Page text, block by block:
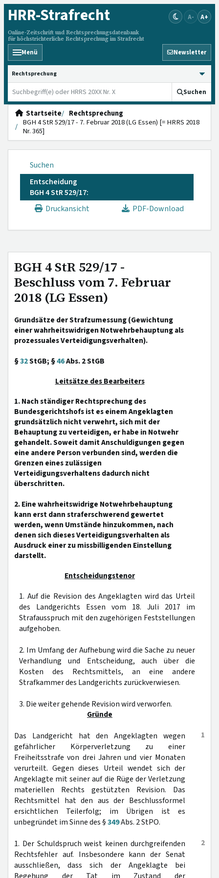
HRR-Strafrecht
Online-Zeitschrift und Rechtsprechungsdatenbank
für höchstrichterliche Rechtsprechung im Strafrecht
A- A+
Menü Newsletter
HRRS durchsuchen
Suchen
Startseite
Rechtsprechung
BGH 4 StR 529/17 - 7. Februar 2018 (LG Essen) [= HRRS 2018
Nr. 365]
Suchen
Entscheidung
BGH 4 StR 529/17:
Druckansicht
PDF-Download
BGH 4 StR 529/17 -
Beschluss vom 7. Februar
2018 (LG Essen)
Grundsätze der Strafzumessung (Gewichtung
einer wahrheitswidrigen Notwehrbehauptung als
prozessuales Verteidigungsverhalten).
§32StGB; §46Abs. 2 StGB
Leitsätze des Bearbeiters
1. Nach ständiger Rechtsprechung des
Bundesgerichtshofs ist es einem Angeklagten
grundsätzlich nicht verwehrt, sich mit der
Behauptung zu verteidigen, er habe in Notwehr
gehandelt. Soweit damit Anschuldigungen gegen
eine andere Person verbunden sind, werden die
Grenzen eines zulässigen
Verteidigungsverhaltens dadurch nicht
überschritten.
2. Eine wahrheitswidrige Notwehrbehauptung
kann erst dann straferschwerend gewertet
werden, wenn Umstände hinzukommen, nach
denen sich dieses Verteidigungsverhalten als
Ausdruck einer zu missbilligenden Einstellung
darstellt.
Entscheidungstenor
1. Auf die Revision des Angeklagten wird das Urteil
des Landgerichts Essen vom 18. Juli 2017 im
Strafausspruch mit den zugehörigen Feststellungen
aufgehoben.
2. Im Umfang der Aufhebung wird die Sache zu neuer
Verhandlung und Entscheidung, auch über die
Kosten des Rechtsmittels, an eine andere
Strafkammer des Landgerichts zurückverwiesen.
3. Die weiter gehende Revision wird verworfen.
Gründe
1
Das Landgericht hat den Angeklagten wegen
gefährlicher Körperverletzung zu einer
Freiheitsstrafe von drei Jahren und vier Monaten
verurteilt. Gegen dieses Urteil wendet sich der
Angeklagte mit seiner auf die Rüge der Verletzung
materiellen Rechts gestützten Revision. Das
Rechtsmittel hat den aus der Beschlussformel
ersichtlichen Teilerfolg; im Übrigen ist es
unbegründet im Sinne des §349Abs. 2 StPO.
2
1. Der Schuldspruch weist keinen durchgreifenden
Rechtsfehler auf. Insbesondere kann der Senat
ausschließen, dass sich der Angeklagte bei